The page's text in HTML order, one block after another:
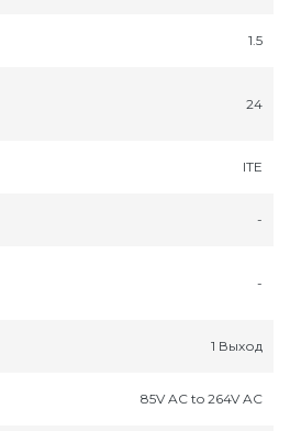
1.5
24
ITE
-
-
1 Выход
85V AC to 264V AC
Псков
Ростов-на-